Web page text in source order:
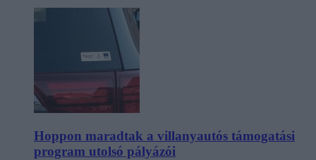
Hoppon maradtak a villanyautós támogatási
program utolsó pályázói